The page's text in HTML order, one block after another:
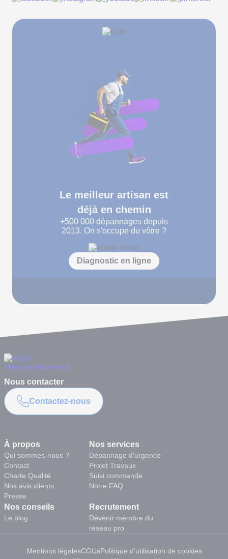
Le meilleur artisan est
déjà en chemin
+500 000 dépannages depuis
2013. On s'occupe du vôtre ?
Diagnostic en ligne
À propos
Qui sommes-nous ?
Contact
Charte Qualité
Nos avis clients
Presse
Nos services
Dépannage d'urgence
Projet Travaux
Suivi commande
Notre FAQ
Nos conseils
Le blog
Recrutement
Devenir membre du
réseau pro
Nous contacter
Contactez-nous
Mentions légalesCGUsPolitique d'utilisation de cookies